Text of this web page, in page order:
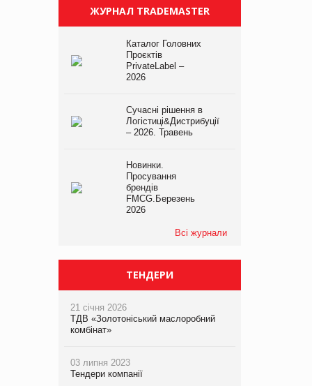
ЖУРНАЛ TRADEMASTER
Каталог Головних
Проєктів
PrivateLabel –
2026
Сучасні рішення в
Логістиці&Дистрибуції
– 2026. Травень
Новинки.
Просування
брендів
FMCG.Березень
2026
Всі журнали
ТЕНДЕРИ
21 січня 2026
ТДВ «Золотоніський маслоробний
комбінат»
03 липня 2023
Тендери компанії